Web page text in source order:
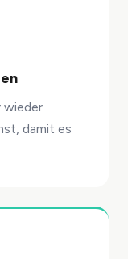
wieder
damit es